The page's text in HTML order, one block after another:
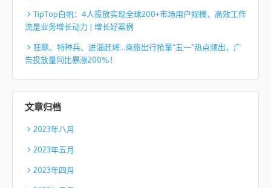
TipTop白帆：4人投放实现全球200+市场用户规模，高效工作
流是业务增长动力 | 增长好案例
狂飙、特种兵、进淄赶烤…商旅出行抢量“五一”热点频出，广
告投放量同比暴涨200%！
文章归档
2023年八月
2023年五月
2023年四月